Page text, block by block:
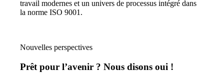
travail modernes et un univers de processus intégré dans
la norme ISO 9001.
Nouvelles perspectives
Prêt pour l’avenir ? Nous disons oui !